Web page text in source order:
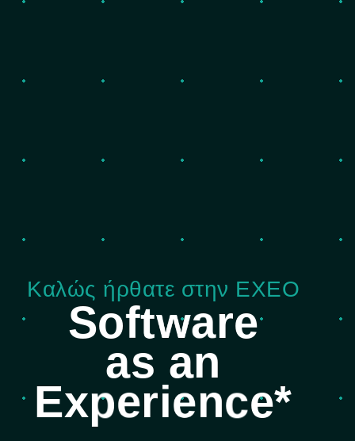
Καλώς ήρθατε στην EXEO
Software
as an
Experience*